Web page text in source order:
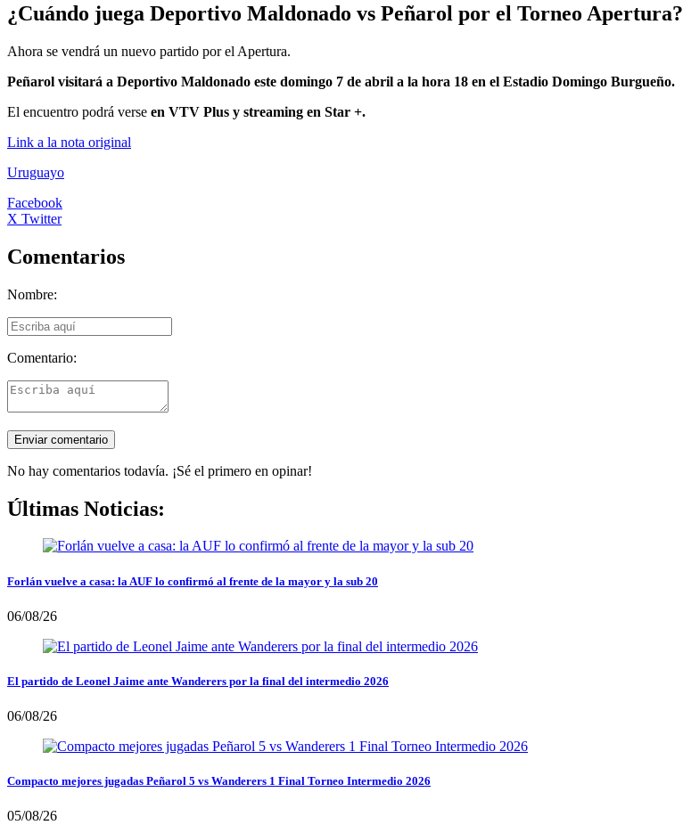
¿Cuándo juega Deportivo Maldonado vs Peñarol por el Torneo Apertura?
Ahora se vendrá un nuevo partido por el Apertura.
Peñarol visitará a Deportivo Maldonado este domingo 7 de abril a la hora 18 en el Estadio Domingo Burgueño.
El encuentro podrá verse en VTV Plus y streaming en Star +.
Link a la nota original
Uruguayo
Facebook
X Twitter
Comentarios
Nombre:
Comentario:
No hay comentarios todavía. ¡Sé el primero en opinar!
Últimas Noticias:
Forlán vuelve a casa: la AUF lo confirmó al frente de la mayor y la sub 20
06/08/26
El partido de Leonel Jaime ante Wanderers por la final del intermedio 2026
06/08/26
Compacto mejores jugadas Peñarol 5 vs Wanderers 1 Final Torneo Intermedio 2026
05/08/26